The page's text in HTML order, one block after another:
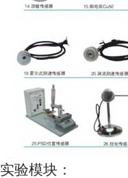
实验模块：